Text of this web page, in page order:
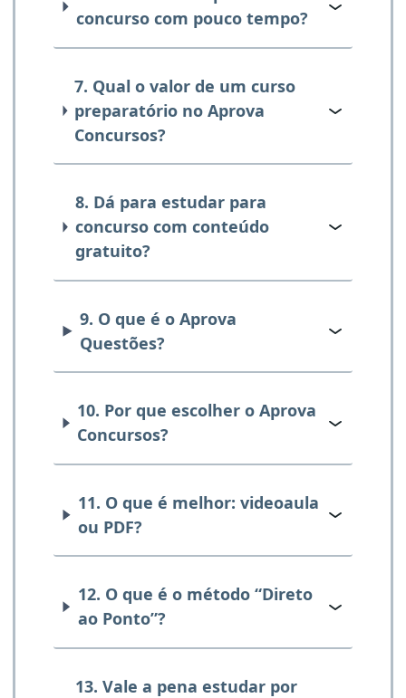
concurso com pouco tempo?
7. Qual o valor de um curso
preparatório no Aprova
Concursos?
8. Dá para estudar para
concurso com conteúdo
gratuito?
9. O que é o Aprova
Questões?
10. Por que escolher o Aprova
Concursos?
11. O que é melhor: videoaula
ou PDF?
12. O que é o método “Direto
ao Ponto”?
13. Vale a pena estudar por